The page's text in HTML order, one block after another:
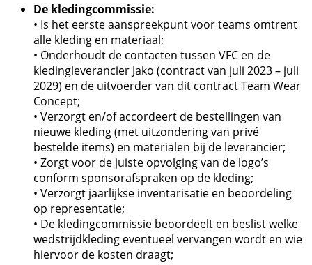
De kledingcommissie:
• Is het eerste aanspreekpunt voor teams omtrent
alle kleding en materiaal;
• Onderhoudt de contacten tussen VFC en de
kledingleverancier Jako (contract van juli 2023 – juli
2029) en de uitvoerder van dit contract Team Wear
Concept;
• Verzorgt en/of accordeert de bestellingen van
nieuwe kleding (met uitzondering van privé
bestelde items) en materialen bij de leverancier;
• Zorgt voor de juiste opvolging van de logo’s
conform sponsorafspraken op de kleding;
• Verzorgt jaarlijkse inventarisatie en beoordeling
op representatie;
• De kledingcommissie beoordeelt en beslist welke
wedstrijdkleding eventueel vervangen wordt en wie
hiervoor de kosten draagt;